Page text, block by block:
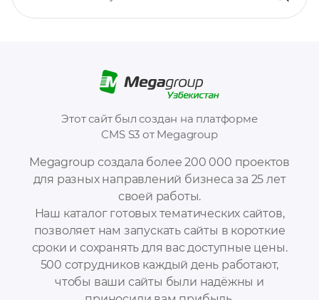
Megagroup создала более 200 000 проектов
для разных направлений бизнеса за 25 лет
своей работы.
Наш каталог готовых тематических сайтов,
позволяет нам запускать сайты в короткие
сроки и сохранять для вас доступные цены.
500 сотрудников каждый день работают,
чтобы ваши сайты были надёжны и
Этот сайт был создан на платформе
CMS S3 от Megagroup